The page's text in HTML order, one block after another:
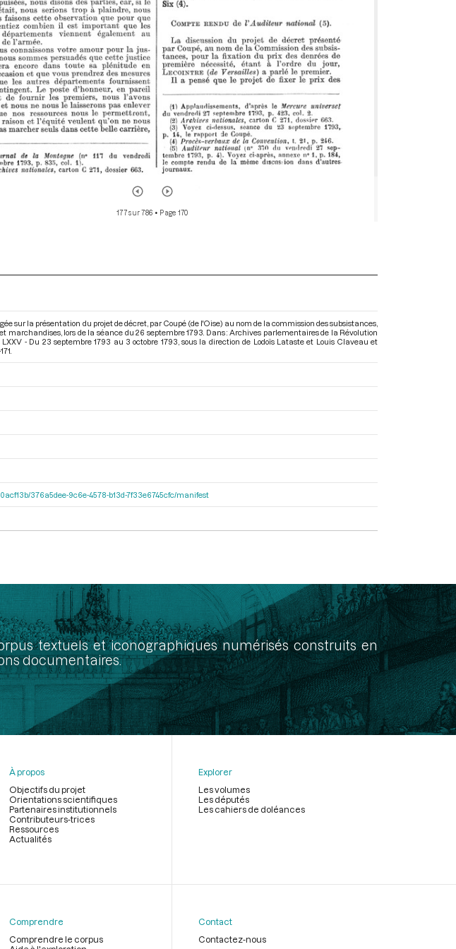
177 sur 786 • Page 170
sur la présentation du projet de décret, par Coupé (de l'Oise) au nom de la commission des subsistances,
lors de la séance du 26 septembre 1793. Dans : Archives parlementaires de la Révolution
- Du 23 septembre 1793 au 3 octobre 1793 , sous la direction de Lodoïs Lataste et Louis Claveau et
376a5dee-9c6e-4578-b13d-7f33e6745cfc/manifest
textuels et iconographiques numérisés construits en
documentaires.
À propos
Objectifs du projet
Orientations scientifiques
Partenaires institutionnels
Contributeurs-trices
Ressources
Actualités
Explorer
Les volumes
Les députés
Les cahiers de doléances
Comprendre
Comprendre le corpus
Contact
Contactez-nous